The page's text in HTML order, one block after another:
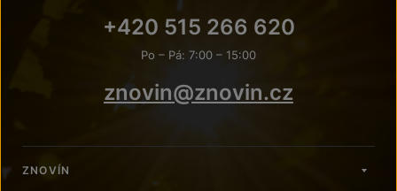
+420 515 266 620
Po – Pá: 7:00 – 15:00
znovin@znovin.cz
ZNOVÍN